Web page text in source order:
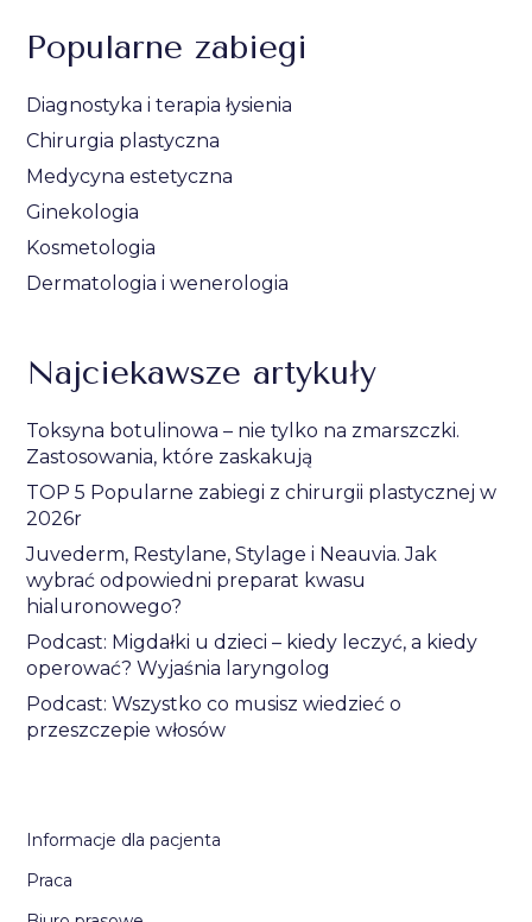
Popularne zabiegi
Diagnostyka i terapia łysienia
Chirurgia plastyczna
Medycyna estetyczna
Ginekologia
Kosmetologia
Dermatologia i wenerologia
Najciekawsze artykuły
Toksyna botulinowa – nie tylko na zmarszczki.
Zastosowania, które zaskakują
TOP 5 Popularne zabiegi z chirurgii plastycznej w
2026r
Juvederm, Restylane, Stylage i Neauvia. Jak
wybrać odpowiedni preparat kwasu
hialuronowego?
Podcast: Migdałki u dzieci – kiedy leczyć, a kiedy
operować? Wyjaśnia laryngolog
Podcast: Wszystko co musisz wiedzieć o
przeszczepie włosów
Informacje dla pacjenta
Praca